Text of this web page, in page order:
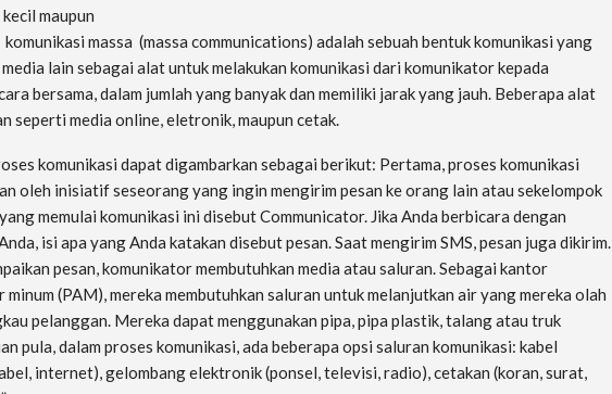
maupun
massa (massa communications) adalah sebuah bentuk komunikasi yang
lain sebagai alat untuk melakukan komunikasi dari komunikator kepada
bersama, dalam jumlah yang banyak dan memiliki jarak yang jauh. Beberapa alat
seperti media online, eletronik, maupun cetak.
komunikasi dapat digambarkan sebagai berikut: Pertama, proses komunikasi
oleh inisiatif seseorang yang ingin mengirim pesan ke orang lain atau sekelompok
memulai komunikasi ini disebut Communicator. Jika Anda berbicara dengan
isi apa yang Anda katakan disebut pesan. Saat mengirim SMS, pesan juga dikirim.
pesan, komunikator membutuhkan media atau saluran. Sebagai kantor
minum (PAM), mereka membutuhkan saluran untuk melanjutkan air yang mereka olah
pelanggan. Mereka dapat menggunakan pipa, pipa plastik, talang atau truk
pula, dalam proses komunikasi, ada beberapa opsi saluran komunikasi: kabel
internet), gelombang elektronik (ponsel, televisi, radio), cetakan (koran, surat,